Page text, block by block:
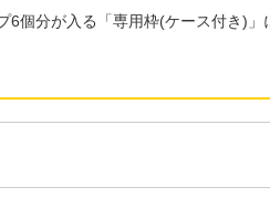
個分が入る「専用枠(ケース付き)」